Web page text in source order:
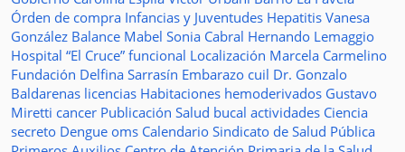
Órden de compra Infancias y Juventudes Hepatitis Vanesa
González Balance Mabel Sonia Cabral Hernando Lemaggio
Hospital “El Cruce” funcional Localización Marcela Carmelino
Fundación Delfina Sarrasín Embarazo cuil Dr. Gonzalo
Baldarenas licencias Habitaciones hemoderivados Gustavo
Miretti cancer Publicación Salud bucal actividades Ciencia
secreto Dengue oms Calendario Sindicato de Salud Pública